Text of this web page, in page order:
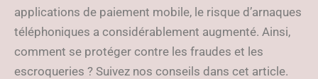
applications de paiement mobile, le risque d’arnaques
téléphoniques a considérablement augmenté. Ainsi,
comment se protéger contre les fraudes et les
escroqueries ? Suivez nos conseils dans cet article.